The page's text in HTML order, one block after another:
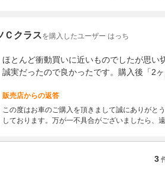
Ｃクラスを購入したユーザー はっち
ほとんど衝動買いに近いものでしたが思い
誠実だったので良かったです。購入後「2
販売店からの返答
この度はお車のご購入を頂きまして誠にありがと
しております。万が一不具合がございましたら
3